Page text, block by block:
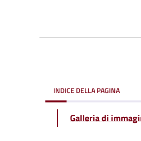
INDICE DELLA PAGINA
Galleria di